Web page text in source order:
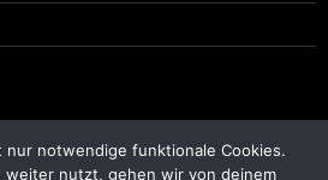
nur notwendige funktionale Cookies.
weiter nutzt, gehen wir von deinem